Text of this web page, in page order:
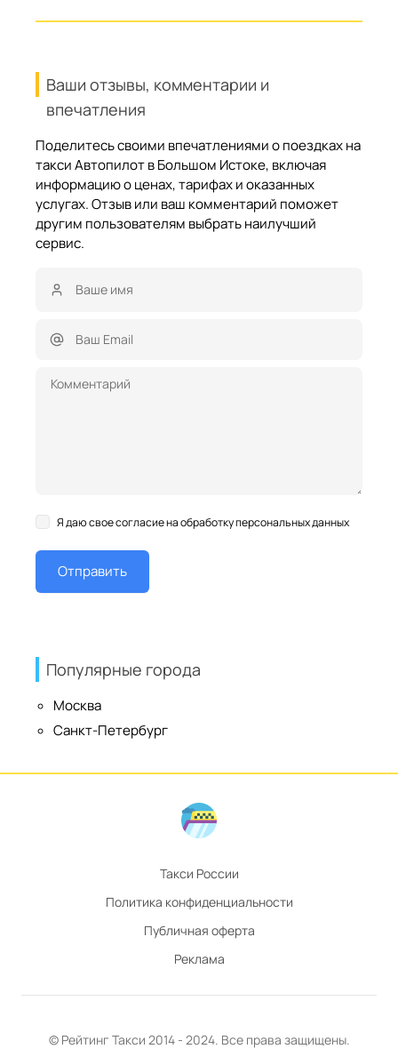
Ваши отзывы, комментарии и
впечатления
Поделитесь своими впечатлениями о поездках на
такси Автопилот в Большом Истоке, включая
информацию о ценах, тарифах и оказанных
услугах. Отзыв или ваш комментарий поможет
другим пользователям выбрать наилучший
сервис.
Я даю свое согласие на обработку персональных данных
Популярные города
Москва
Санкт-Петербург
Такси России
Политика конфиденциальности
Публичная оферта
Реклама
© Рейтинг Такси 2014 - 2024. Все права защищены.